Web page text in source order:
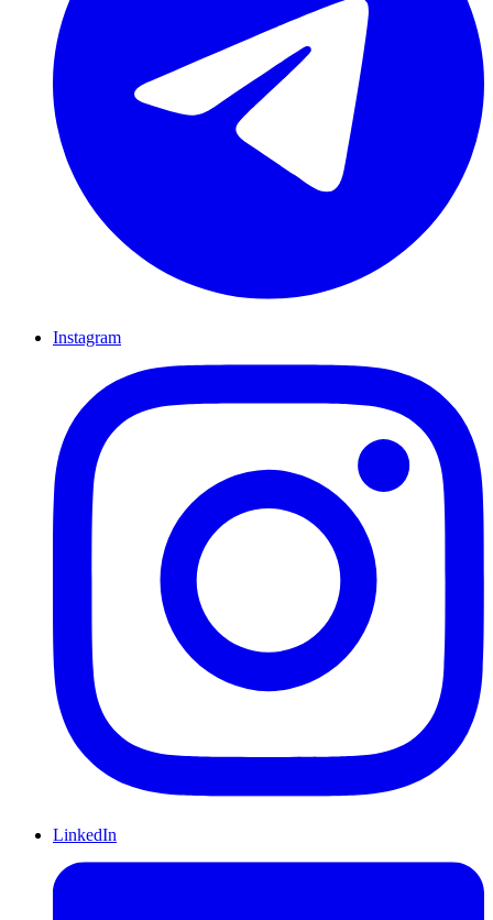
Instagram
LinkedIn